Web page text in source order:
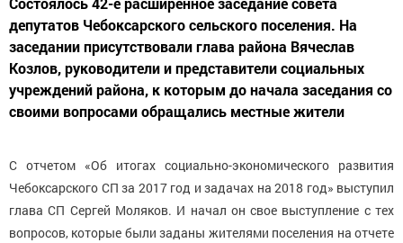
депутатов Чебоксарского сельского поселения. На
заседании присутствовали глава района Вячеслав
Козлов, руководители и представители социальных
учреждений района, к которым до начала заседания со
своими вопросами обращались местные жители
С отчетом «Об итогах социально-экономического развития
Чебоксарского СП за 2017 год и задачах на 2018 год» выступил
глава СП Сергей Моляков. И начал он свое выступление с тех
вопросов, которые были заданы жителями поселения на отчете